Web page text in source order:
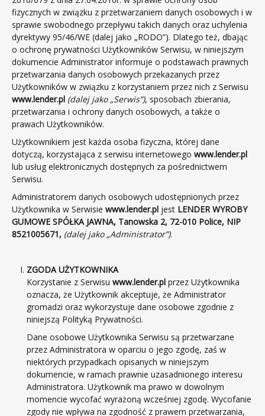
Uszczelnienia wg DIN 83 403
Uszczelnienia wg NS 6261 lub 6262 dla włazu
600x400 (740x540)
Membrany
Uszczelnienia studni i włazów kanalizacyjnych
Profile
Kompensatory drgań na rurociągach
Wyroby gumowe - różne
Blog
Kontakt
fizycznych w związku z przetwarzaniem danych osobowych i w
sprawie swobodnego przepływu takich danych oraz uchylenia
dyrektywy 95/46/WE (dalej jako „RODO”). Dlatego też, dbając
o ochronę prywatności Użytkowników Serwisu, w niniejszym
dokumencie Administrator informuje o podstawach prawnych
przetwarzania danych osobowych przekazanych przez
Użytkowników w związku z korzystaniem przez nich z Serwisu
www.lender.pl (dalej jako „Serwis”), sposobach zbierania,
przetwarzania i ochrony danych osobowych, a także o
prawach Użytkowników.
Użytkownikiem jest każda osoba fizyczna, której dane
dotyczą, korzystająca z serwisu internetowego www.lender.pl
lub usług elektronicznych dostępnych za pośrednictwem
Serwisu.
Administratorem danych osobowych udostępnionych przez
Użytkownika w Serwisie www.lender.pl jest LENDER WYROBY
GUMOWE SPÓŁKA JAWNA, Tanowska 2, 72-010 Police, NIP
8521005671, (dalej jako „Administrator”).
ZGODA UŻYTKOWNIKA
Korzystanie z Serwisu www.lender.pl przez Użytkownika
oznacza, że Użytkownik akceptuje, że Administrator
gromadzi oraz wykorzystuje dane osobowe zgodnie z
niniejszą Polityką Prywatności.
Dane osobowe Użytkownika Serwisu są przetwarzane
przez Administratora w oparciu o jego zgodę, zaś w
niektórych przypadkach opisanych w niniejszym
dokumencie, w ramach prawnie uzasadnionego interesu
Administratora. Użytkownik ma prawo w dowolnym
momencie wycofać wyrażoną wcześniej zgodę. Wycofanie
zgody nie wpływa na zgodność z prawem przetwarzania,